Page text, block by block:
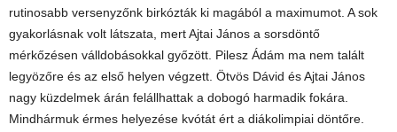
rutinosabb versenyzőnk birkózták ki magából a maximumot. A sok
gyakorlásnak volt látszata, mert Ajtai János a sorsdöntő
mérkőzésen válldobásokkal győzött. Pilesz Ádám ma nem talált
legyözőre és az első helyen végzett. Ötvös Dávid és Ajtai János
nagy küzdelmek árán felállhattak a dobogó harmadik fokára.
Mindhármuk érmes helyezése kvótát ért a diákolimpiai döntőre.